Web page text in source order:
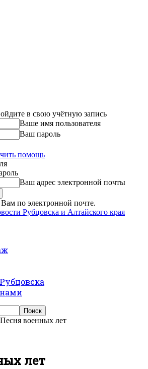
в свою учётную запись
Ваше имя пользователя
Ваш пароль
помощь
Ваш адрес электронной почты
по электронной почте.
Рубцовска и Алтайского края
Песня военных лет
лет